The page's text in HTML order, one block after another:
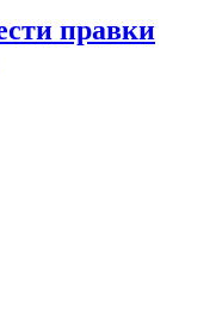
правки